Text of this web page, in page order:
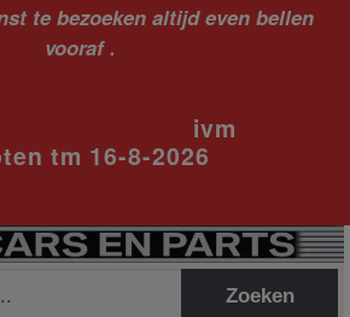
te bezoeken altijd even bellen
vooraf .
tm 16-8-2026
Zoeken